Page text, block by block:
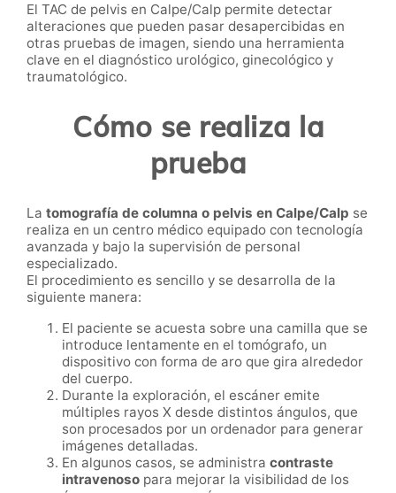
El TAC de pelvis en Calpe/Calp permite detectar
alteraciones que pueden pasar desapercibidas en
otras pruebas de imagen, siendo una herramienta
clave en el diagnóstico urológico, ginecológico y
traumatológico.
Cómo se realiza la
prueba
La tomografía de columna o pelvis en Calpe/Calp se
realiza en un centro médico equipado con tecnología
avanzada y bajo la supervisión de personal
especializado.
El procedimiento es sencillo y se desarrolla de la
siguiente manera:
El paciente se acuesta sobre una camilla que se
introduce lentamente en el tomógrafo, un
dispositivo con forma de aro que gira alrededor
del cuerpo.
Durante la exploración, el escáner emite
múltiples rayos X desde distintos ángulos, que
son procesados por un ordenador para generar
imágenes detalladas.
En algunos casos, se administra contraste
intravenoso para mejorar la visibilidad de los